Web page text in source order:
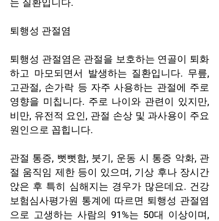
는 질환입니다.
퇴행성 관절염
퇴행성 관절염은 관절을 보호하는 연골이 퇴화
하고 마모되면서 발생하는 질환입니다. 무릎,
고관절, 손가락 등 자주 사용하는 관절에 주로
영향을 미칩니다. 주로 나이와 관련이 있지만,
비만, 유전적 요인, 관절 손상 및 과사용이 주요
원인으로 꼽힙니다.
관절 통증, 뻣뻣함, 붓기, 운동 시 통증 악화, 관
절 움직임 제한 등이 있으며, 기상 후나 장시간
앉은 후 특히 심해지는 경우가 많은데요. 건강
보험심사평가원 통계에 따르면 퇴행성 관절염
으로 고생하는 사람의 91%는 50대 이상이며,